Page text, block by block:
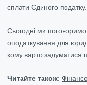
сплати Єдиного податку.
Сьогодні ми
оподаткування для
кому варто задуматися
Читайте також: